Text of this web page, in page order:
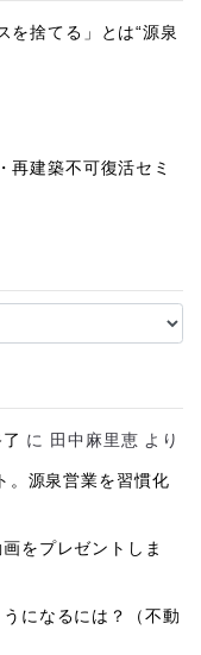
を捨てる」とは“源泉
再建築不可復活セミ
に 田中麻里恵 より
。源泉営業を習慣化
をプレゼントしま
になるには？（不動